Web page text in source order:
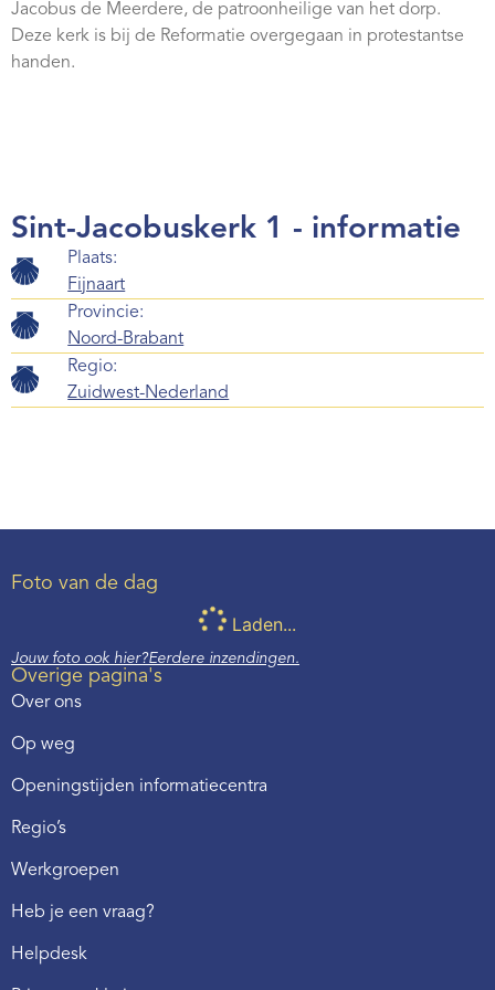
Webshop
Contact
Jacobus de Meerdere, de patroonheilige van het dorp.
Deze kerk is bij de Reformatie overgegaan in protestantse
handen.
Sint-Jacobuskerk 1 - informatie
Plaats:
Fijnaart
Provincie:
Noord-Brabant
Regio:
Zuidwest-Nederland
Foto van de dag
Laden...
Jouw foto ook hier?Eerdere inzendingen.
Overige pagina's
Over ons
Op weg
Openingstijden informatiecentra
Regio’s
Werkgroepen
Heb je een vraag?
Helpdesk